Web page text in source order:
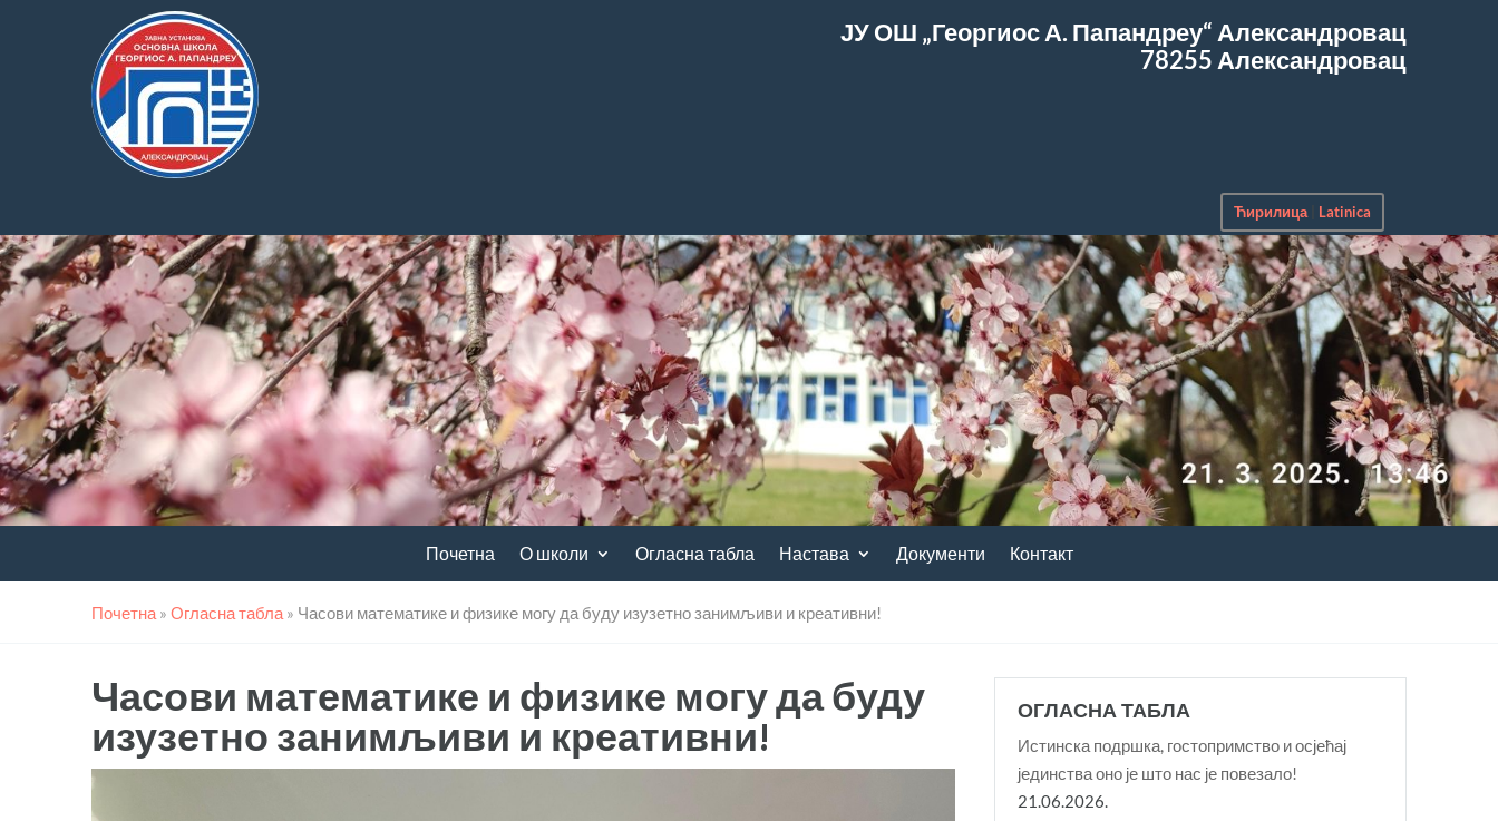
ЈУ ОШ „Георгиос А. Папандреу“ Александровац
78255 Александровац
Ћирилица| Latinica
Почетна О школи Огласна табла Настава Документи Контакт
Почетна » Огласна табла » Часови математике и физике могу да буду изузетно занимљиви и креативни!
Часови математике и физике могу да буду
изузетно занимљиви и креативни!
ОГЛАСНА ТАБЛА
Истинска подршка, гостопримство и осјећај
јединства оно је што нас је повезало!
21.06.2026.